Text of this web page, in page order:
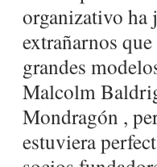
organizativo ha
extrañarnos
grandes
Malcolm
Mondragón ,
estuviera